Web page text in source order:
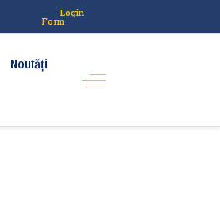
Login
Form
Noutăți